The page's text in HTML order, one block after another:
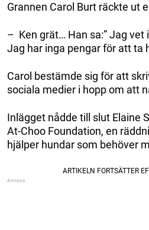
Grannen Carol Burt räckte ut
– Ken grät… Han sa:” Jag vet
Jag har inga pengar för att ta
Carol bestämde sig för att
sociala medier i hopp om att
Inlägget nådde till slut Elaine
At-Choo Foundation, en
hjälper hundar som behöver